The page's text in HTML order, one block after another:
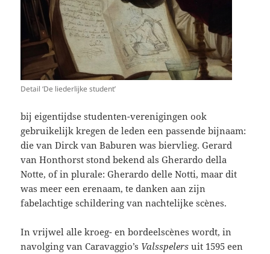
Detail ‘De liederlijke student’
bij eigentijdse studenten-verenigingen ook
gebruikelijk kregen de leden een passende bijnaam:
die van Dirck van Baburen was biervlieg. Gerard
van Honthorst stond bekend als Gherardo della
Notte, of in plurale: Gherardo delle Notti, maar dit
was meer een erenaam, te danken aan zijn
fabelachtige schildering van nachtelijke scènes.
In vrijwel alle kroeg- en bordeelscènes wordt, in
navolging van Caravaggio’s Valsspelers uit 1595 een